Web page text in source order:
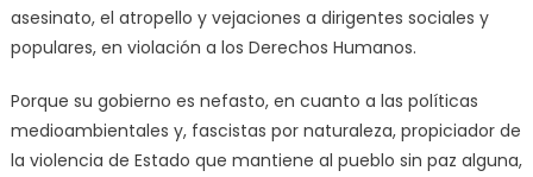
asesinato, el atropello y vejaciones a dirigentes sociales y
populares, en violación a los Derechos Humanos.
Porque su gobierno es nefasto, en cuanto a las políticas
medioambientales y, fascistas por naturaleza, propiciador de
la violencia de Estado que mantiene al pueblo sin paz alguna,